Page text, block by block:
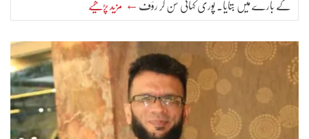
کے بارے میں بتایا۔ پوری کہانی سن کر رؤف ← مزید پڑھیے